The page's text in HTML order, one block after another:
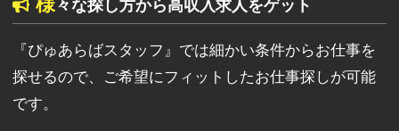
々な探し方から高収入求人をゲット
『ぴゅあらばスタッフ』では細かい条件からお仕事を
探せるので、ご希望にフィットしたお仕事探しが可能
です。